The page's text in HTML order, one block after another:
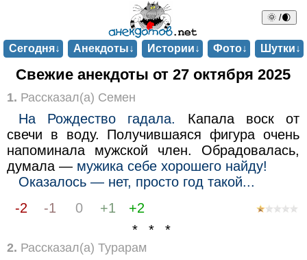
🌞 /🌒
Сегодня↓ Анекдоты↓ Истории↓ Фото↓ Шутки↓
Свежие анекдоты от 27 октября 2025
1. Рассказал(а) Семен
На Рождество гадала.
Капала воск от
свечи в воду. Получившаяся фигура очень
напоминала мужской член. Обрадовалась,
думала — мужика себе хорошего найду!
Оказалось — нет, просто год такой...
-2
-1 0 +1
+2
* * *
2. Рассказал(а) Турарам